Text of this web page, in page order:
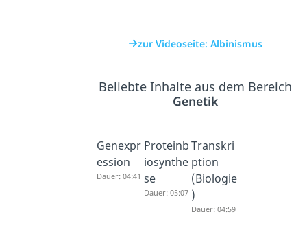
zur Videoseite: Albinismus
Beliebte Inhalte aus dem Bereich
Genetik
Genexpr
ession
Dauer: 04:41
Proteinb
iosynthe
se
Dauer: 05:07
Transkri
ption
(Biologie
)
Dauer: 04:59